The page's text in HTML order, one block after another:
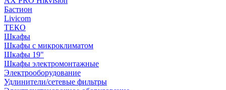
Бастион
Livicom
ТЕКО
Шкафы
Шкафы с микроклиматом
Шкафы 19"
Шкафы электромонтажные
Электрооборудование
Удлинители/сетевые фильтры